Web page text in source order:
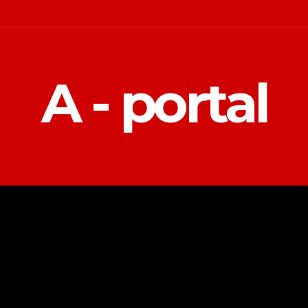
A - portal